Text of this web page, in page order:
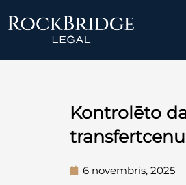
Kontrolēto
6 novembris, 2025